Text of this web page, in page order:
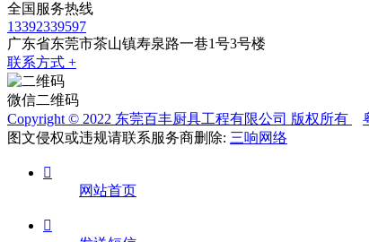
全国服务热线
13392339597
广东省东莞市茶山镇寿泉路一巷1号3号楼
联系方式 +
微信二维码
Copyright © 2022 东莞百丰厨具工程有限公司 版权所有
图文侵权或违规请联系服务商删除: 三响网络

网站首页
